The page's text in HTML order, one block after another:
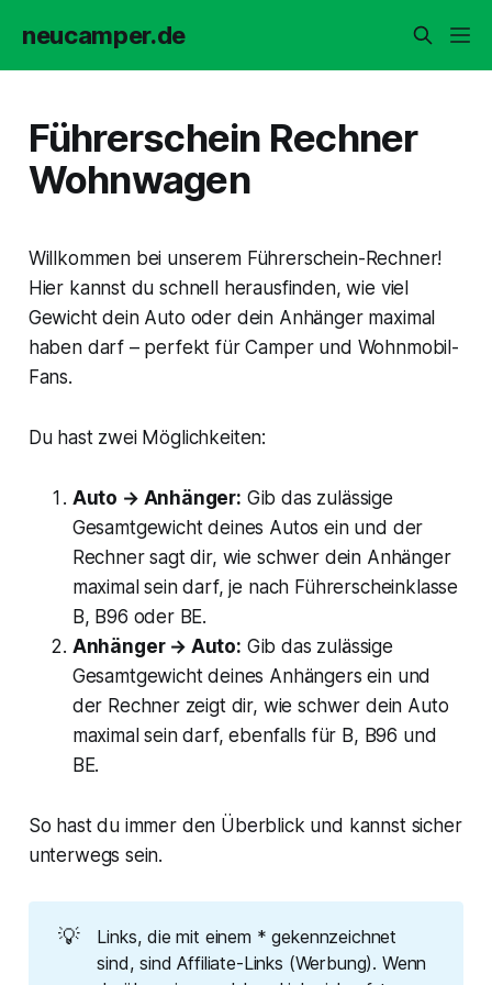
neucamper.de
Führerschein Rechner
Wohnwagen
Willkommen bei unserem Führerschein-Rechner!
Hier kannst du schnell herausfinden, wie viel
Gewicht dein Auto oder dein Anhänger maximal
haben darf – perfekt für Camper und Wohnmobil-
Fans.
Du hast zwei Möglichkeiten:
Auto → Anhänger: Gib das zulässige
Gesamtgewicht deines Autos ein und der
Rechner sagt dir, wie schwer dein Anhänger
maximal sein darf, je nach Führerscheinklasse
B, B96 oder BE.
Anhänger → Auto: Gib das zulässige
Gesamtgewicht deines Anhängers ein und
der Rechner zeigt dir, wie schwer dein Auto
maximal sein darf, ebenfalls für B, B96 und
BE.
So hast du immer den Überblick und kannst sicher
unterwegs sein.
💡
Links, die mit einem * gekennzeichnet
sind, sind Affiliate-Links (Werbung). Wenn